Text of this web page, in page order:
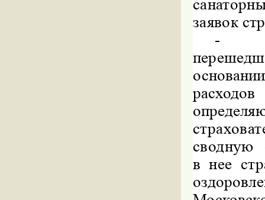
заявок
-
расходов
сводную
в нее